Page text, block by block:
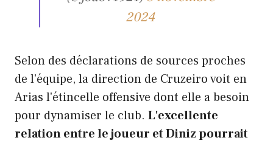
2024
Selon des déclarations de sources proches
de l'équipe, la direction de Cruzeiro voit en
Arias l'étincelle offensive dont elle a besoin
pour dynamiser le club. L'excellente
relation entre le joueur et Diniz pourrait